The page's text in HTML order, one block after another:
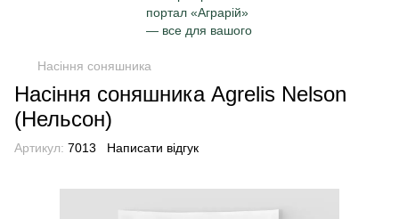
Насіння соняшника
Насіння соняшника Agrelis Nelson
(Нельсон)
Артикул: 7013 Написати відгук